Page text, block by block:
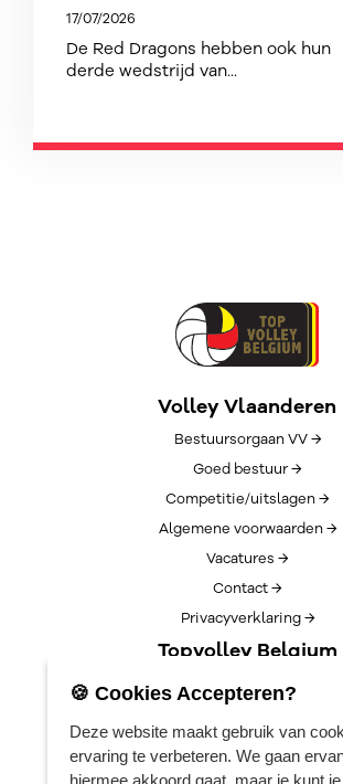
17/07/2026
De Red Dragons hebben ook hun
derde wedstrijd van...
Volley Vlaanderen
Bestuursorgaan VV →
Goed bestuur →
Competitie/uitslagen →
Algemene voorwaarden →
Vacatures →
Contact →
Privacyverklaring →
Topvolley Belgium
Over TopVolleyBelgium →
Lotto Cup Finals →
EuroVolleyCenter
🍪 Cookies Accepteren?
Deze website maakt gebruik van
ervaring te verbeteren. We gaan
hiermee akkoord gaat, maar je kunt